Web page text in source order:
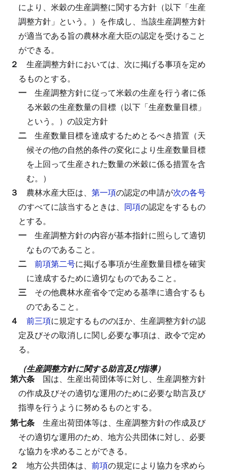
により、米穀の生産調整に関する方針（以下「生産
調整方針」という。）を作成し、当該生産調整方針
が適当である旨の農林水産大臣の認定を受けること
ができる。
２ 生産調整方針においては、次に掲げる事項を定め
るものとする。
一 生産調整方針に従って米穀の生産を行う者に係
る米穀の生産数量の目標（以下「生産数量目標」
という。）の設定方針
二 生産数量目標を達成するためとるべき措置（天
候その他の自然的条件の変化により生産数量目標
を上回って生産された数量の米穀に係る措置を含
む。）
３ 農林水産大臣は、 第一項の認定の申請が次の各号
のすべてに該当するときは、 同項の認定をするもの
とする。
一 生産調整方針の内容が基本指針に照らして適切
なものであること。
二 前項第二号に掲げる事項が生産数量目標を確実
に達成するために適切なものであること。
三 その他農林水産省令で定める基準に適合するも
のであること。
４ 前三項に規定するもののほか、生産調整方針の認
定及びその取消しに関し必要な事項は、政令で定め
る。
（生産調整方針に関する助言及び指導）
第六条 国は、生産出荷団体等に対し、生産調整方針
の作成及びその適切な運用のために必要な助言及び
指導を行うように努めるものとする。
第七条 生産出荷団体等は、生産調整方針の作成及び
その適切な運用のため、地方公共団体に対し、必要
な協力を求めることができる。
２ 地方公共団体は、 前項の規定により協力を求めら